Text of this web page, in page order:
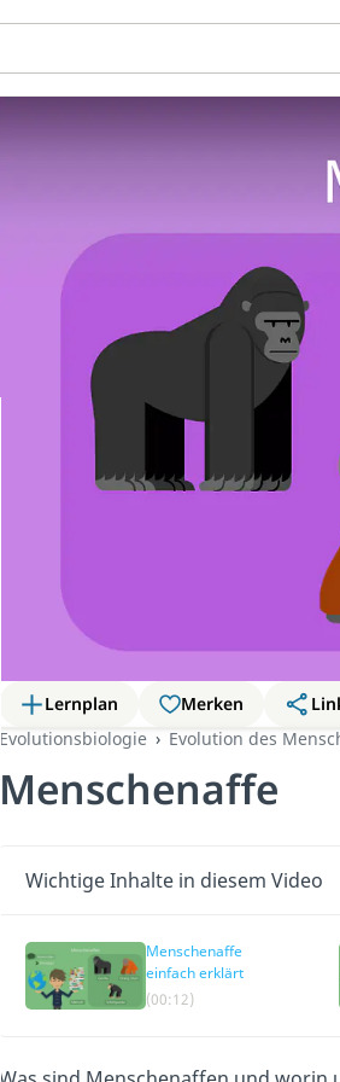
Lernplan Merken
Evolutionsbiologie
Evolution des
Menschenaffe
Wichtige Inhalte in diesem Video
Menschenaffe
einfach erklärt
(00:12)